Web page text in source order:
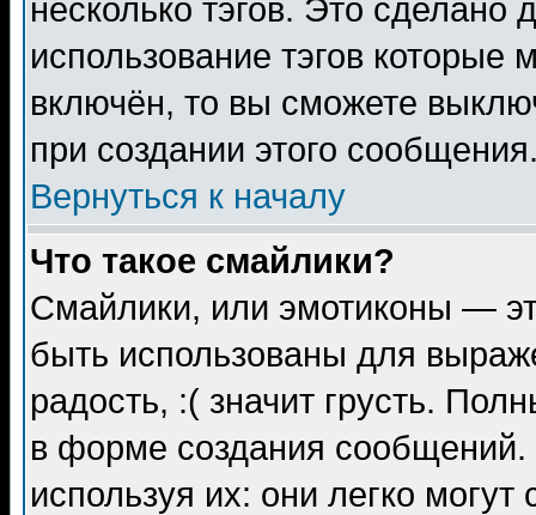
несколько тэгов. Это сделано
использование тэгов
включён, то вы сможете
при создании этого
Вернуться к началу
Что такое смайлики?
Смайлики, или эмотиконы —
быть использованы для
радость, :( значит грусть.
в форме создания сообщений.
используя их: они легко